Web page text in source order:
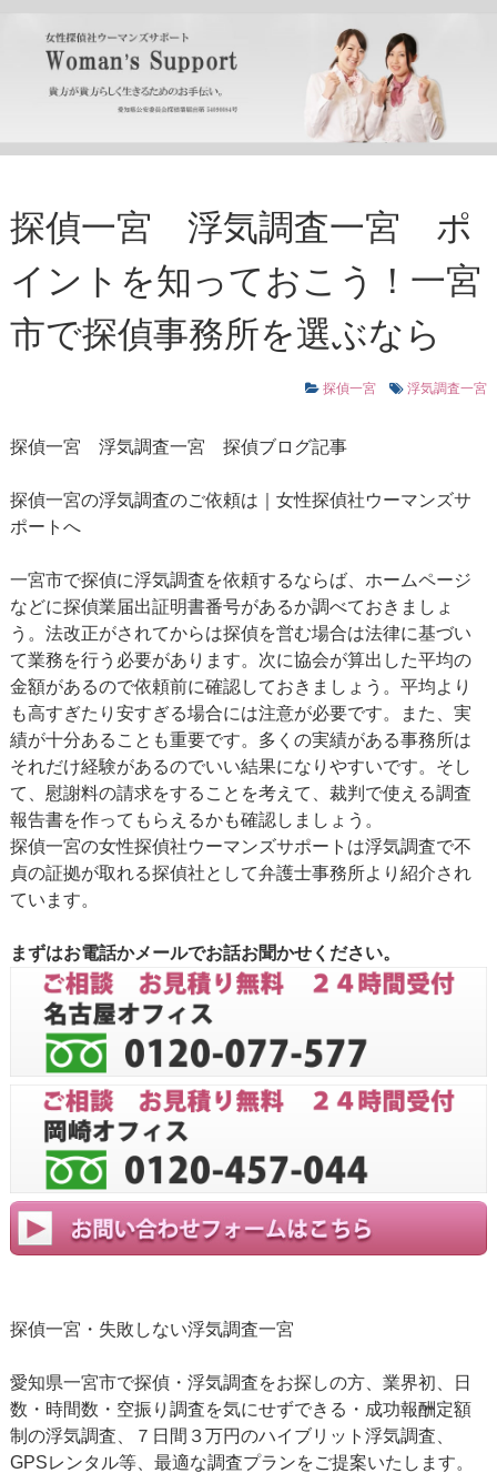
探偵一宮 浮気調査一宮 ポ
イントを知っておこう！一宮
市で探偵事務所を選ぶなら
探偵一宮 浮気調査一宮
探偵一宮 浮気調査一宮 探偵ブログ記事
探偵一宮の浮気調査のご依頼は｜女性探偵社ウーマンズサ
ポートへ
一宮市で探偵に浮気調査を依頼するならば、ホームページ
などに探偵業届出証明書番号があるか調べておきましょ
う。法改正がされてからは探偵を営む場合は法律に基づい
て業務を行う必要があります。次に協会が算出した平均の
金額があるので依頼前に確認しておきましょう。平均より
も高すぎたり安すぎる場合には注意が必要です。また、実
績が十分あることも重要です。多くの実績がある事務所は
それだけ経験があるのでいい結果になりやすいです。そし
て、慰謝料の請求をすることを考えて、裁判で使える調査
報告書を作ってもらえるかも確認しましょう。
探偵一宮の女性探偵社ウーマンズサポートは浮気調査で不
貞の証拠が取れる探偵社として弁護士事務所より紹介され
ています。
まずはお電話かメールでお話お聞かせください。
探偵一宮・失敗しない浮気調査一宮
愛知県一宮市で探偵・浮気調査をお探しの方、業界初、日
数・時間数・空振り調査を気にせずできる・成功報酬定額
制の浮気調査、７日間３万円のハイブリット浮気調査、
GPSレンタル等、最適な調査プランをご提案いたします。